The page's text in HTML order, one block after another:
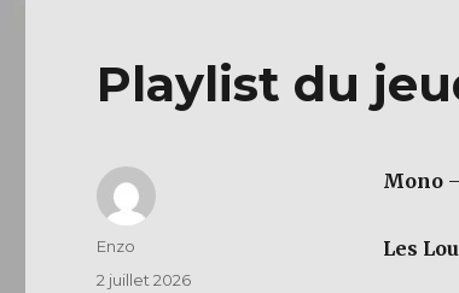
Playlist du
Mono
Les
Auteur
Enzo
Publié
2 juillet 2026